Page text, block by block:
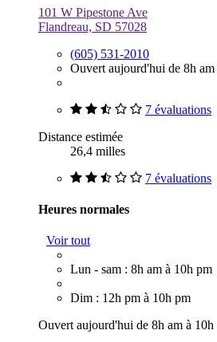
101 W Pipestone Ave
Flandreau, SD 57028
(605) 531-2010
Ouvert aujourd'hui de 8h
7 évaluations
Distance estimée
26,4 milles
7 évaluations
Heures normales
Voir tout
Lun - sam : 8h am à 10h pm
Dim : 12h pm à 10h pm
Ouvert aujourd'hui de 8h am à 10h